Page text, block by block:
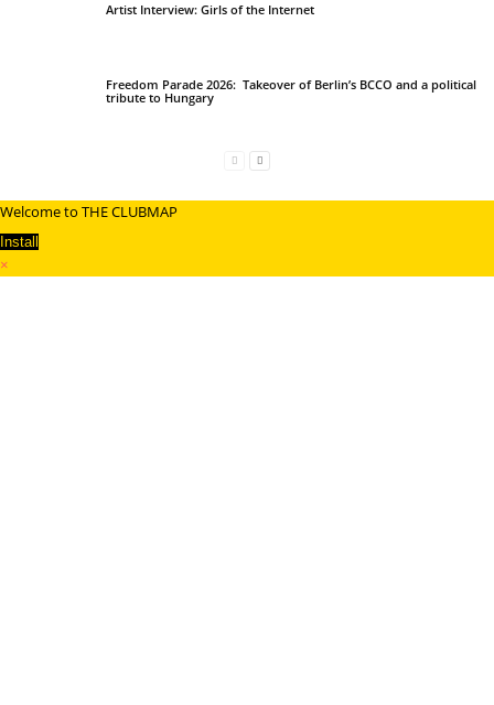
Artist Interview: Girls of the Internet
Freedom Parade 2026: Takeover of Berlin’s BCCO and a political
tribute to Hungary
Welcome to THE CLUBMAP
Install
×